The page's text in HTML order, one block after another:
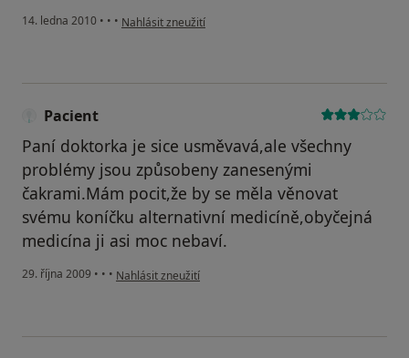
14. ledna 2010 • • • podle názoru uživatele Pacient
Nahlásit zneužití
Pacient
Paní doktorka je sice usměvavá,ale všechny
problémy jsou způsobeny zanesenými
čakrami.Mám pocit,že by se měla věnovat
svému koníčku alternativní medicíně,obyčejná
medicína ji asi moc nebaví.
29. října 2009 • • • podle názoru uživatele Pacient
Nahlásit zneužití